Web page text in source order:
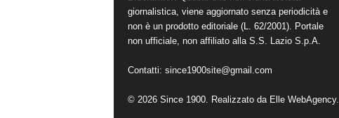
giornalistica, viene aggiornato senza periodicità e
non è un prodotto editoriale (L. 62/2001). Portale
non ufficiale, non affiliato alla S.S. Lazio S.p.A.
Contatti: since1900site@gmail.com
© 2026 Since 1900. Realizzato da Elle WebAgency.